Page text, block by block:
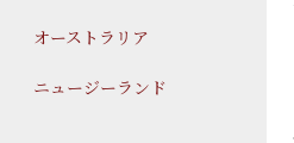
オーストラリア
ニュージーランド